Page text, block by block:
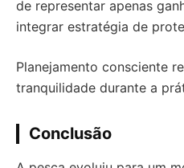
de representar apenas
integrar estratégia de
Planejamento consciente
tranquilidade durante a
Conclusão